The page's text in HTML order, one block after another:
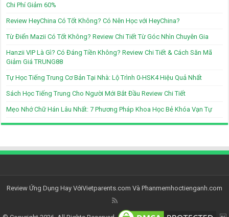
Chi Phí Giảm 60%
Review HeyChina Có Tốt Không? Có Nên Học với HeyChina?
Từ Điển Mazii Có Tốt Không? Review Chi Tiết Từ Góc Nhìn Chuyên Gia
Hanzii VIP Là Gì? Có Đáng Tiền Không? Review Chi Tiết & Cách Săn Mã
Giảm Giá TRUNG88
Tự Học Tiếng Trung Cơ Bản Tại Nhà: Lộ Trình 0-HSK4 Hiệu Quả Nhất
Sách Học Tiếng Trung Cho Người Mới Bắt Đầu Review Chi Tiết
Mẹo Nhớ Chữ Hán Lâu Nhất: 7 Phương Pháp Khoa Học Bẻ Khóa Vạn Tự
Review Ứng Dụng Hay VớiVietparents.com Và Phanmemhoctienganh.com